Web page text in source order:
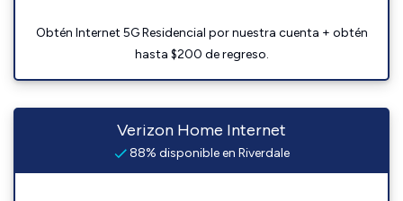
Obtén Internet 5G Residencial por nuestra cuenta + obtén
hasta $200 de regreso.
Verizon Home Internet
88% disponible en Riverdale